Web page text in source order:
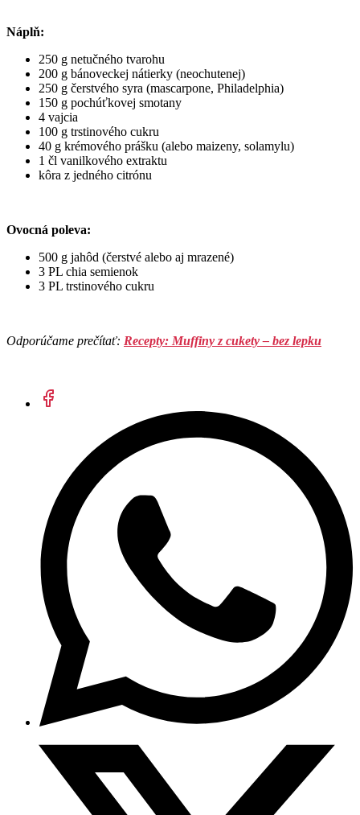
Náplň:
250 g netučného tvarohu
200 g bánoveckej nátierky (neochutenej)
250 g čerstvého syra (mascarpone, Philadelphia)
150 g pochúťkovej smotany
4 vajcia
100 g trstinového cukru
40 g krémového prášku (alebo maizeny, solamylu)
1 čl vanilkového extraktu
kôra z jedného citrónu
Ovocná poleva:
500 g jahôd (čerstvé alebo aj mrazené)
3 PL chia semienok
3 PL trstinového cukru
Odporúčame prečítať: Recepty: Muffiny z cukety – bez lepku